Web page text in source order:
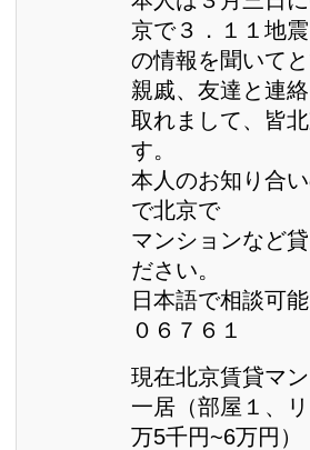
京で３．１１地震
の情報を聞いて
親戚、友達と連絡
取れまして、皆
す。
本人のお知り合
で北京で
マンションなど
ださい。
日本語で相談可
０６７６１
現在北京賃貸マ
一居（部屋１、
万5千円~6万円）